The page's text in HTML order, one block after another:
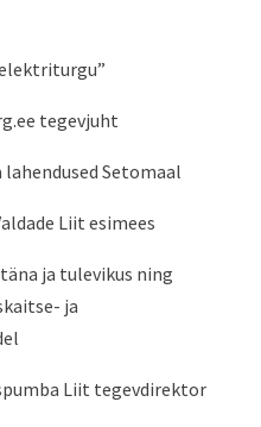
tegevjuht
Setomaal
Liit esimees
ja tulevikus ning
ja
Liit tegevdirektor